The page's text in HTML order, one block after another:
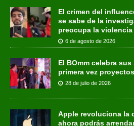
El crimen del
se sabe de la
preocupa la violencia
6 de agosto de 2026
El BOmm celebra
primera vez
28 de julio de 2026
Apple revoluciona la
ahora podrás